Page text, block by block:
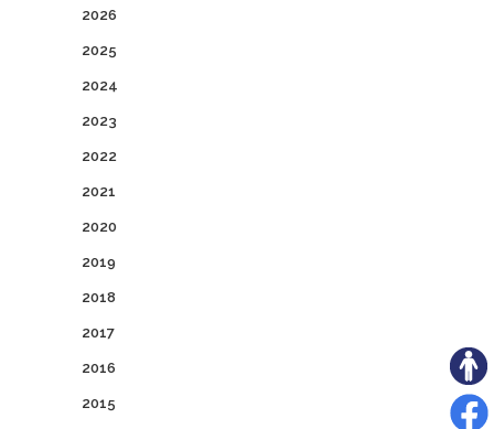
2026
2025
2024
2023
2022
2021
2020
2019
2018
2017
2016
2015